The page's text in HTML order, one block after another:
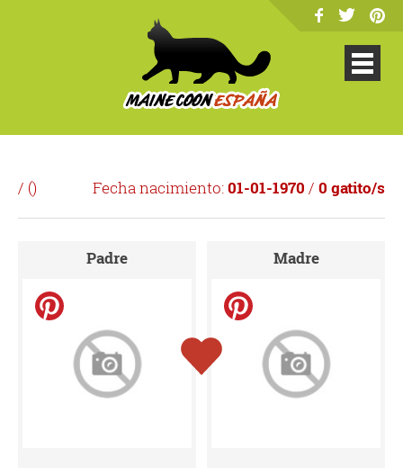
/ () Fecha nacimiento:01-01-1970 / 0 gatito/s
Padre Madre